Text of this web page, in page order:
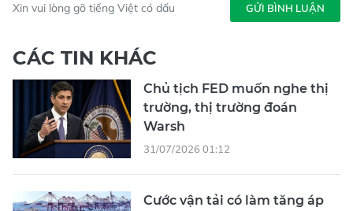
Xin vui lòng gõ tiếng Việt có dấu GỬI BÌNH LUẬN
CÁC TIN KHÁC
Chủ tịch FED muốn nghe thị
trường, thị trường đoán
Warsh
31/07/2026 01:12
Cước vận tải có làm tăng áp